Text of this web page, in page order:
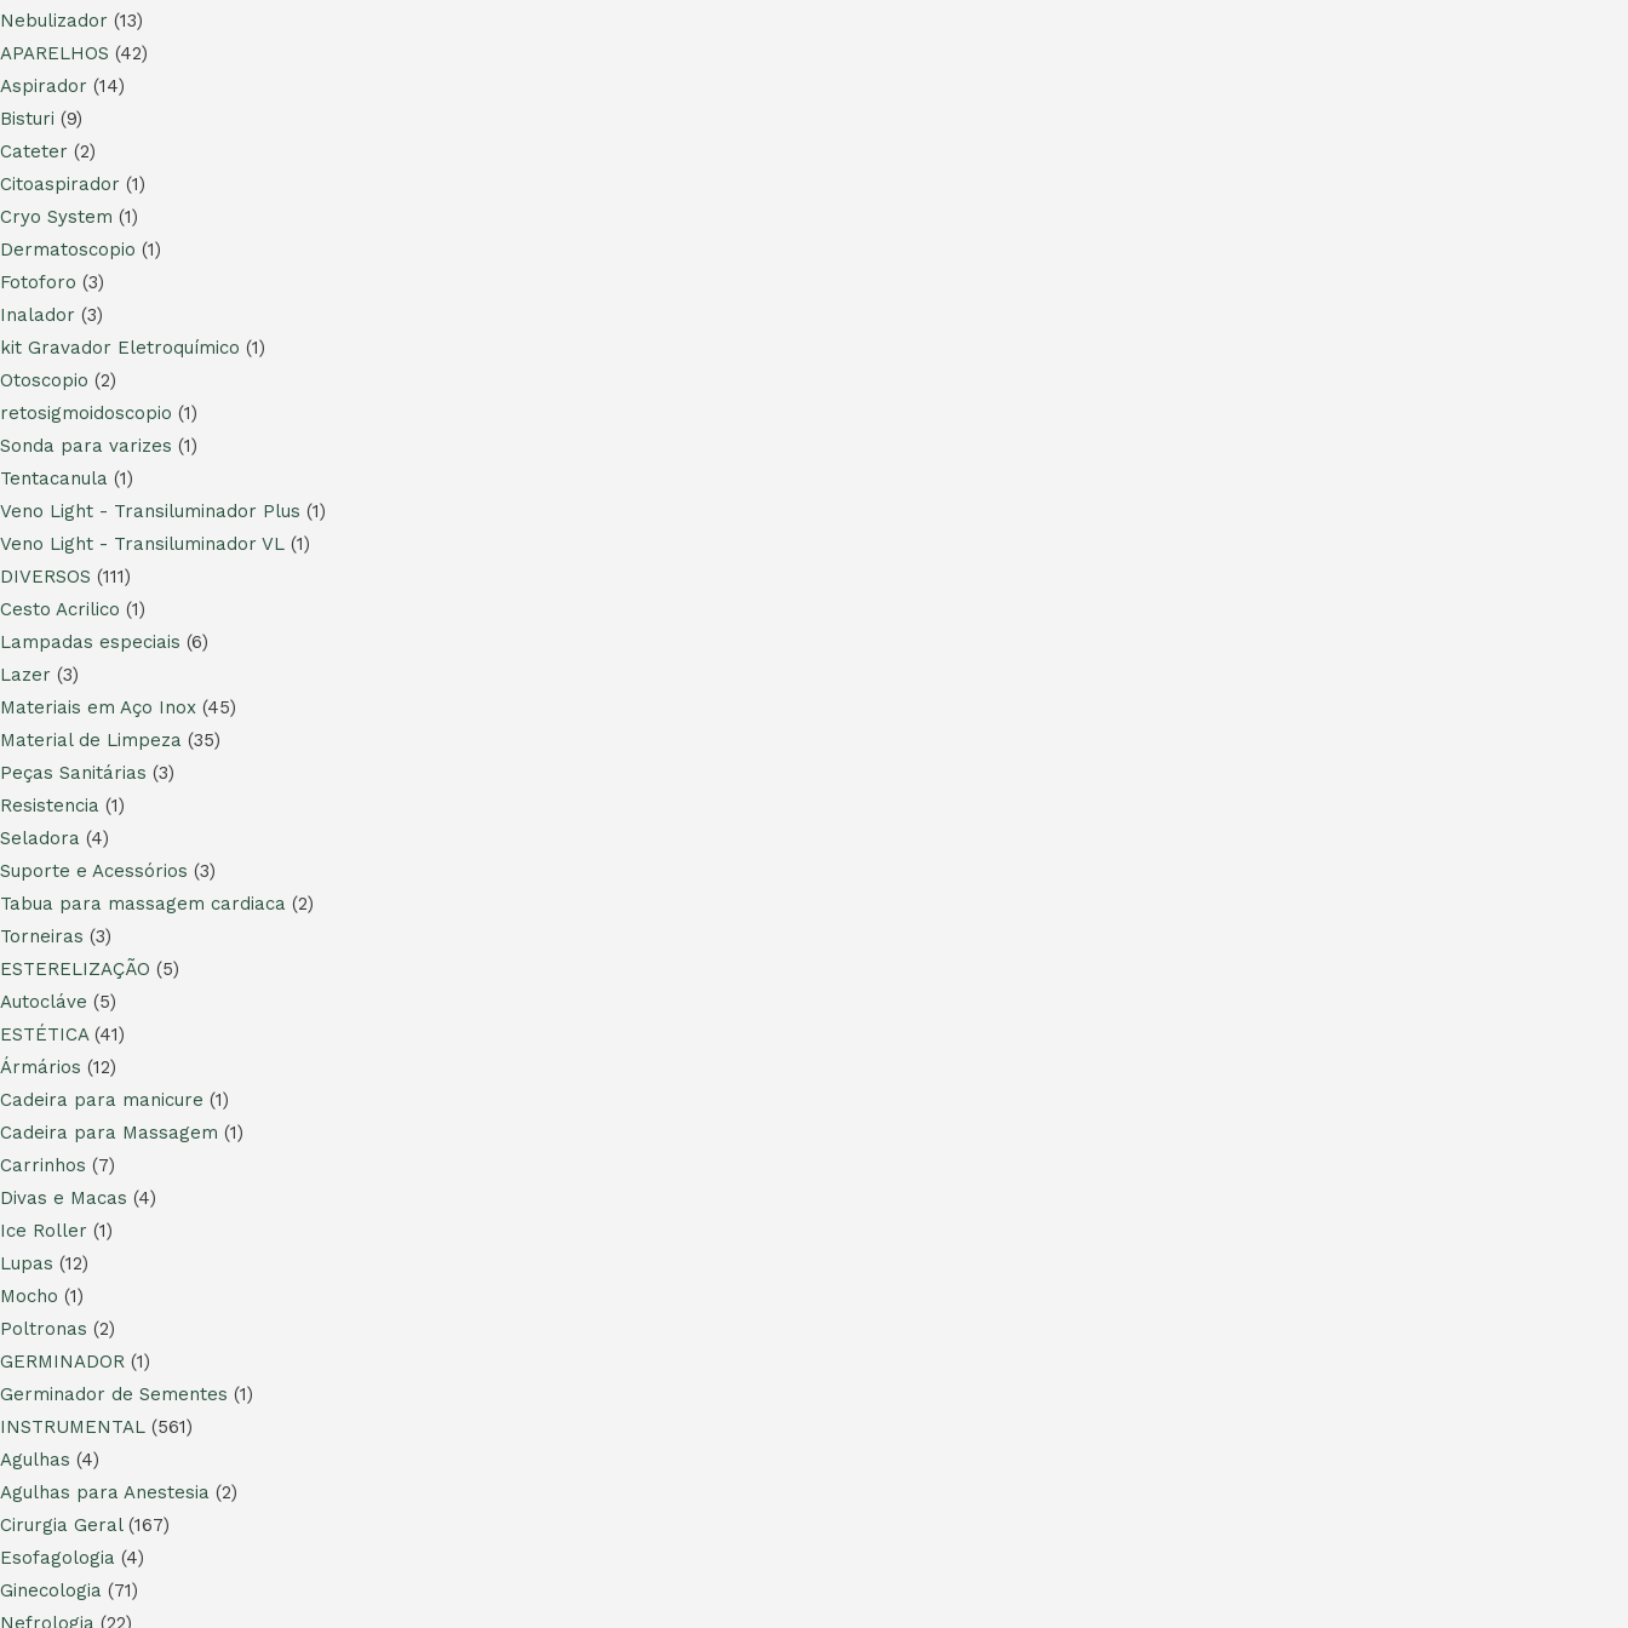
Nebulizador (13)
APARELHOS (42)
Aspirador (14)
Bisturi (9)
Cateter (2)
Citoaspirador (1)
Cryo System (1)
Dermatoscopio (1)
Fotoforo (3)
Inalador (3)
kit Gravador Eletroquímico (1)
Otoscopio (2)
retosigmoidoscopio (1)
Sonda para varizes (1)
Tentacanula (1)
Veno Light - Transiluminador Plus (1)
Veno Light - Transiluminador VL (1)
DIVERSOS (111)
Cesto Acrilico (1)
Lampadas especiais (6)
Lazer (3)
Materiais em Aço Inox (45)
Material de Limpeza (35)
Peças Sanitárias (3)
Resistencia (1)
Seladora (4)
Suporte e Acessórios (3)
Tabua para massagem cardiaca (2)
Torneiras (3)
ESTERELIZAÇÃO (5)
Autocláve (5)
ESTÉTICA (41)
Ármários (12)
Cadeira para manicure (1)
Cadeira para Massagem (1)
Carrinhos (7)
Divas e Macas (4)
Ice Roller (1)
Lupas (12)
Mocho (1)
Poltronas (2)
GERMINADOR (1)
Germinador de Sementes (1)
INSTRUMENTAL (561)
Agulhas (4)
Agulhas para Anestesia (2)
Cirurgia Geral (167)
Esofagologia (4)
Ginecologia (71)
Nefrologia (22)